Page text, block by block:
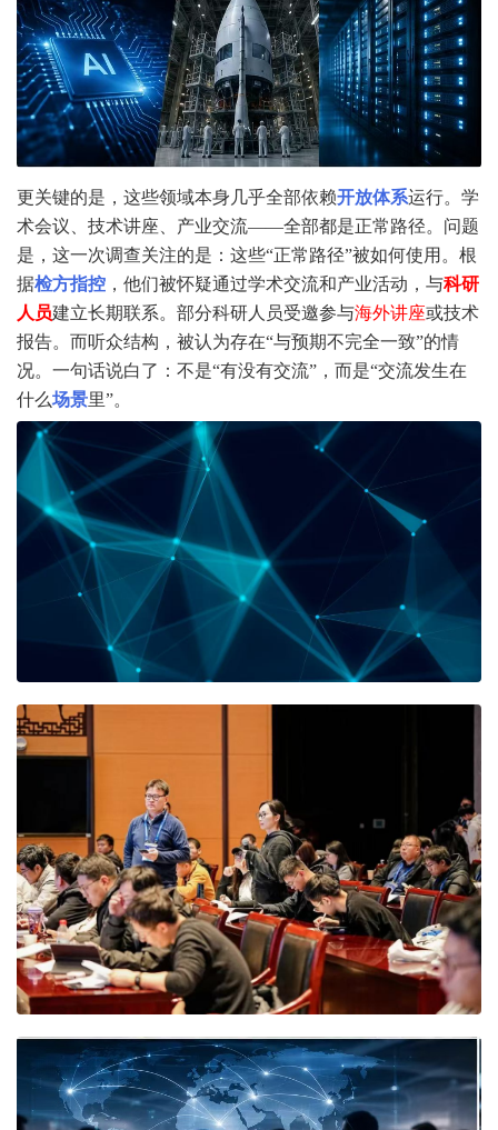
更关键的是，这些领域本身几乎全部依赖开放体系运行。学
术会议、技术讲座、产业交流——全部都是正常路径。问题
是，这一次调查关注的是：这些“正常路径”被如何使用。根
据检方指控 ，他们被怀疑通过学术交流和产业活动，与科研
人员建立长期联系。部分科研人员受邀参与海外讲座或技术
报告。而听众结构，被认为存在“与预期不完全一致”的情
况。一句话说白了：不是“有没有交流”，而是“交流发生在
什么场景里”。